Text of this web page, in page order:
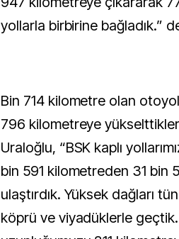
yollarla birbirine bağladık.”
Bin 714 kilometre olan
796 kilometreye
Uraloğlu, “BSK kaplı
bin 591 kilometreden 31 bin
ulaştırdık. Yüksek dağları
köprü ve viyadüklerle